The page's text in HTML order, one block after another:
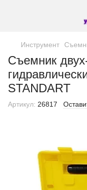
Инструмент
Съемник
STANDART
Артикул: 26817